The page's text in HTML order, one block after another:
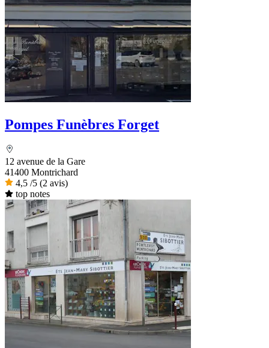
Pompes Funèbres Forget
12 avenue de la Gare
41400 Montrichard
4,5 /5 (2 avis)
top notes